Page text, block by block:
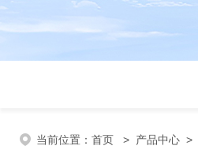
当前位置： 首页 > 产品中心 >